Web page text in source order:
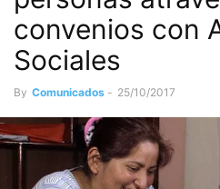
convenios con
Sociales
By Comunicados - 25/10/2017